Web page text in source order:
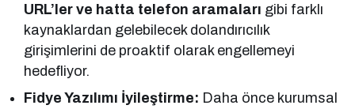
URL’ler ve hatta telefon aramaları gibi farklı
kaynaklardan gelebilecek dolandırıcılık
girişimlerini de proaktif olarak engellemeyi
hedefliyor.
Fidye Yazılımı İyileştirme: Daha önce kurumsal